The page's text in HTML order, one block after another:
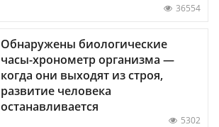
36554
Обнаружены биологические
часы-хронометр организма —
когда они выходят из строя,
развитие человека
останавливается
5302